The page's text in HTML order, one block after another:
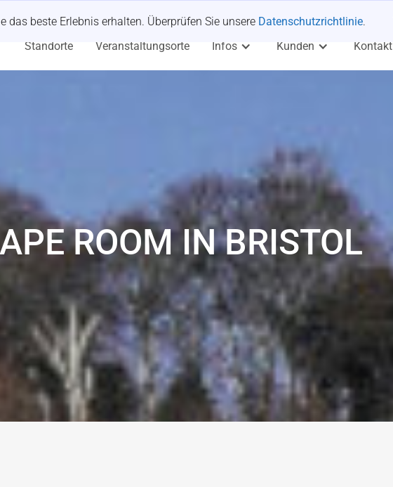
das beste Erlebnis erhalten. Überprüfen Sie unsere Datenschutzrichtlinie.
Standorte Veranstaltungsorte Infos Kunden Kontakt
ROOM IN BRISTOL